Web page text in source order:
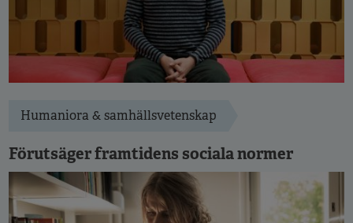
Humaniora & samhällsvetenskap
Förutsäger framtidens sociala normer